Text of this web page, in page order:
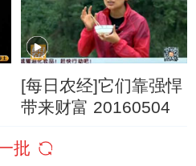
[每日农经]它们靠强悍
带来财富 20160504
批